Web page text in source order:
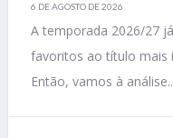
6 DE AGOSTO DE 2026
A temporada 2026/27
favoritos ao título mais
Então, vamos à